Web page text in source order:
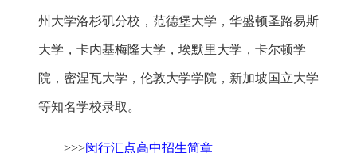
州大学洛杉矶分校，范德堡大学，华盛顿圣路易斯
大学，卡内基梅隆大学，埃默里大学，卡尔顿学
院，密涅瓦大学，伦敦大学学院，新加坡国立大学
等知名学校录取。
>>>闵行汇点高中招生简章